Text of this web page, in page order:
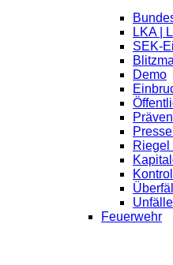
LKA |
SEK-
Demo
Riegel
Unfälle
Feuerwehr